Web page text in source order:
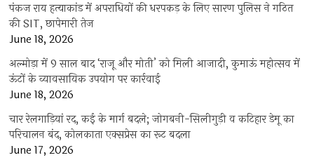
पंकज राय हत्याकांड में अपराधियों की धरपकड़ के लिए सारण पुलिस ने गठित
की SIT, छापेमारी तेज
June 18, 2026
अल्मोड़ा में 9 साल बाद ‘राजू और मोती’ को मिली आजादी, कुमाऊं महोत्सव में
ऊंटों के व्यावसायिक उपयोग पर कार्रवाई
June 18, 2026
चार रेलगाड़ियां रद, कई के मार्ग बदले; जोगबनी-सिलीगुड़ी व कटिहार डेमू का
परिचालन बंद, कोलकाता एक्सप्रेस का रूट बदला
June 17, 2026